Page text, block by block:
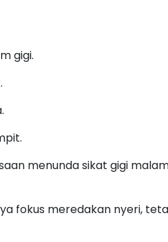
gigi.
menunda sikat gigi
fokus meredakan nyeri,